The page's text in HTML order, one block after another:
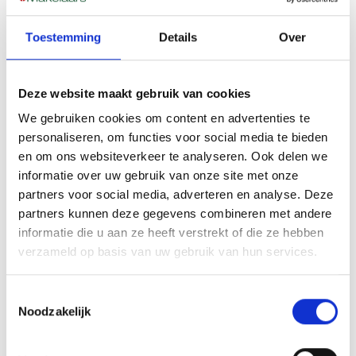
Toestemming Details Over
Deze website maakt gebruik van cookies
We gebruiken cookies om content en advertenties te
personaliseren, om functies voor social media te bieden
en om ons websiteverkeer te analyseren. Ook delen we
informatie over uw gebruik van onze site met onze
partners voor social media, adverteren en analyse. Deze
partners kunnen deze gegevens combineren met andere
informatie die u aan ze heeft verstrekt of die ze hebben
verzameld op basis van uw gebruik van hun services.
Noodzakelijk
beschikkingen van de woning
Gegevens over verbouwingen of onderhoud rond
de overlijdensdatum
woning niet leeg staat
Op basis daarvan stelt de taxateur een marktwaarde vast
die aansluit bij de situatie op dat specifieke moment, niet
bij de huidige markt. Dat onderscheid is precies waarom
een onafhankelijke taxatie bij erfeniskwesties net iets
anders werkt dan bij een reguliere verkoop of
financiering.
De rol van de taxatie bij
Belastingdienst
Naast de verdeling tussen erfgenamen speelt de waarde